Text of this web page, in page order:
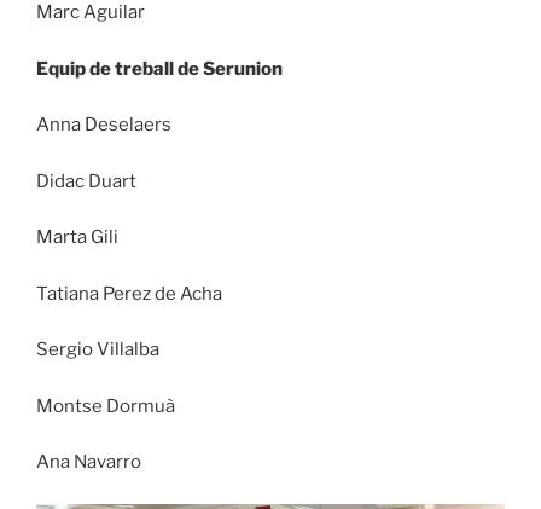
Marc Aguilar
Equip de treball de Serunion
Anna Deselaers
Didac Duart
Marta Gili
Tatiana Perez de Acha
Sergio Villalba
Montse Dormuà
Ana Navarro